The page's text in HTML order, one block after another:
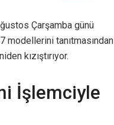
Çarşamba günü
modellerini tanıtmasından
kızıştırıyor.
İşlemciyle